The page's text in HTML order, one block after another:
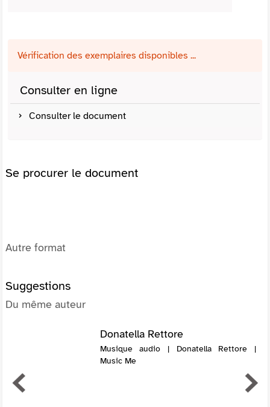
Vérification des exemplaires disponibles ...
Consulter en ligne
Consulter le document
Se procurer le document
Autre format
Suggestions
Du même auteur
Donatella Rettore
Musique audio | Donatella Rettore |
Music Me